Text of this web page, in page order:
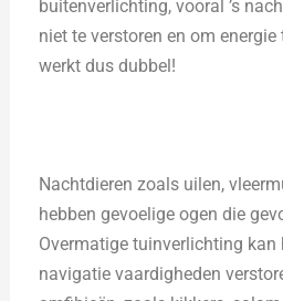
buitenverlichting, vooral ’s
niet te verstoren en om
werkt dus dubbel!
Nachtdieren zoals uilen,
hebben gevoelige ogen die
Overmatige tuinverlichting kan
navigatie vaardigheden